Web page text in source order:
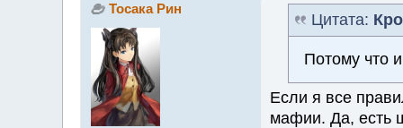
Тосака Рин
Цитата:
Потому что
Если я все
мафии. Да, есть